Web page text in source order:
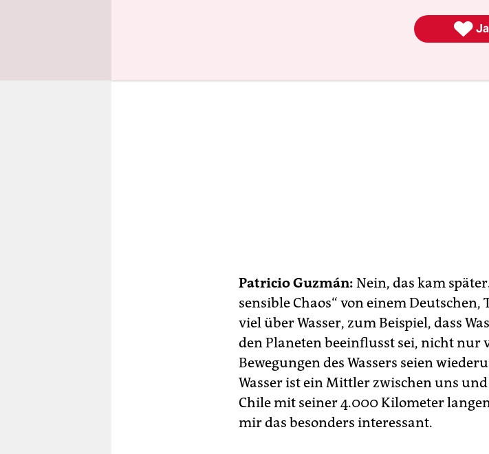
Patricio Guzmán: Nein, das kam
sensible Chaos“ von einem Deutschen,
viel über Wasser, zum Beispiel, dass
den Planeten beeinflusst sei, nicht nur
Bewegungen des Wassers seien
Wasser ist ein Mittler zwischen uns
Chile mit seiner 4.000 Kilometer
mir das besonders interessant.
